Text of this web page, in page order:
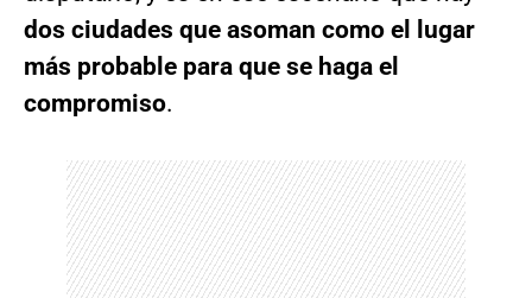
dos ciudades que asoman como el lugar
más probable para que se haga el
compromiso.